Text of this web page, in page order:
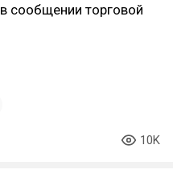
в сообщении торговой
10K